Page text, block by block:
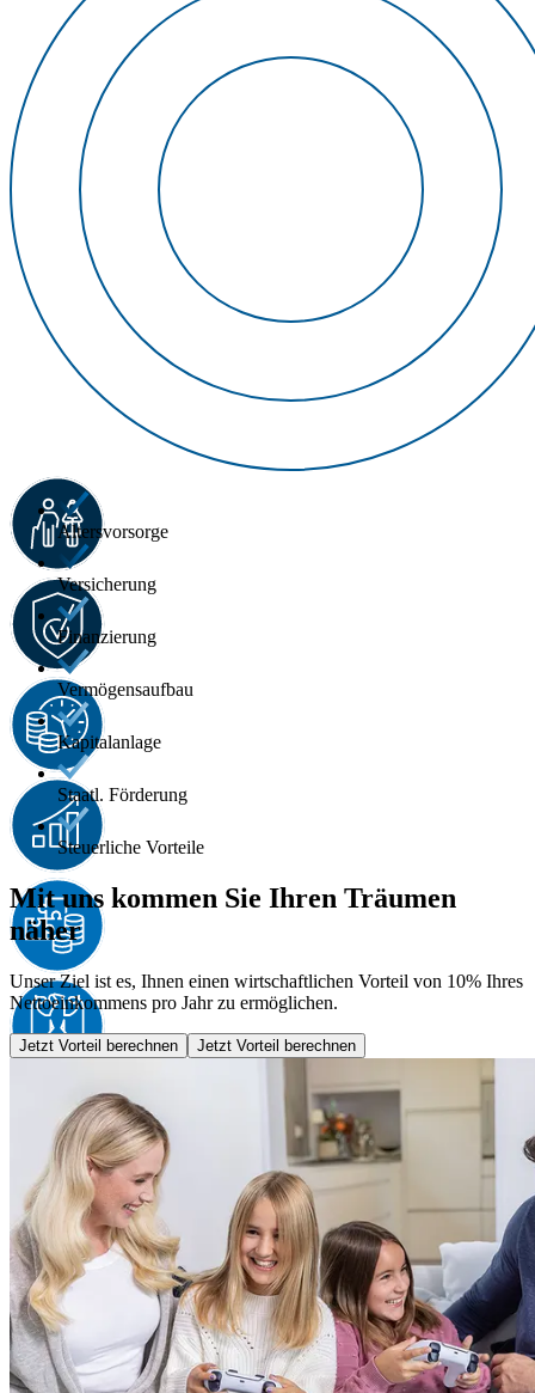
Altersvorsorge
Versicherung
Finanzierung
Vermögensaufbau
Kapitalanlage
Staatl. Förderung
Steuerliche Vorteile
Mit uns kommen Sie Ihren Träumen
näher
Unser Ziel ist es, Ihnen einen wirtschaftlichen Vorteil von 10% Ihres
Nettoeinkommens pro Jahr zu ermöglichen.
Jetzt Vorteil berechnen Jetzt Vorteil berechnen